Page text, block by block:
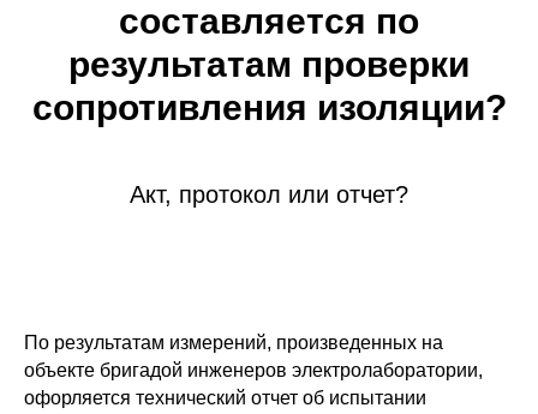
составляется по
результатам проверки
сопротивления изоляции?
Акт, протокол или отчет?
По результатам измерений, произведенных на
объекте бригадой инженеров электролаборатории,
офорляется технический отчет об испытании